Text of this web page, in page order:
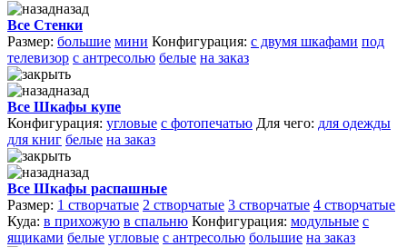
назад
Все Стенки
Размер: большие мини Конфигурация: с двумя шкафами под
телевизор с антресолью белые на заказ
назад
Все Шкафы купе
Конфигурация: угловые с фотопечатью Для чего: для одежды
для книг белые на заказ
назад
Все Шкафы распашные
Размер: 1 створчатые 2 створчатые 3 створчатые 4 створчатые
Куда: в прихожую в спальню Конфигурация: модульные с
ящиками белые угловые с антресолью большие на заказ